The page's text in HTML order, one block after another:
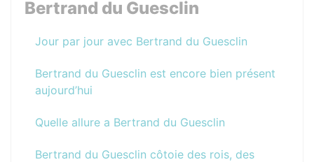
Bertrand du Guesclin
Jour par jour avec Bertrand du Guesclin
Bertrand du Guesclin est encore bien présent
aujourd’hui
Quelle allure a Bertrand du Guesclin
Bertrand du Guesclin côtoie des rois, des